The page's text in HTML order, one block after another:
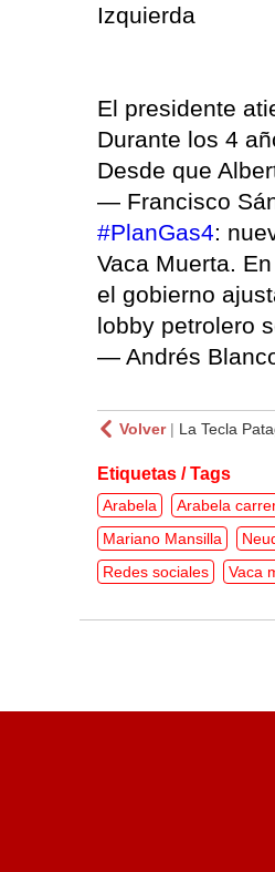
Izquierda
El presidente
Durante los 4
Desde que
— Francisco
#PlanGas4:
Vaca Muerta.
el gobierno
lobby petrolero
— Andrés
Volver| La Tecla
Etiquetas / Tags
Arabela Arabela
Mariano Mansilla
Redes sociales
Vaca